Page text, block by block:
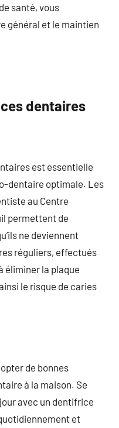
santé, vous
général et le maintien
dentaires
est essentielle
dentaire optimale. Les
au Centre
permettent de
ne deviennent
réguliers, effectués
éliminer la plaque
le risque de caries
de bonnes
à la maison. Se
avec un dentifrice
et